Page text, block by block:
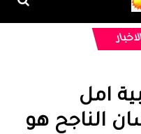
امل
الناجح هو